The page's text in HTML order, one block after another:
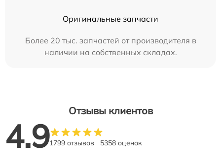
Оригинальные запчасти
Более 20 тыс. запчастей от производителя в
наличии на собственных складах.
Отзывы клиентов
4.91799 отзывов 5358 оценок